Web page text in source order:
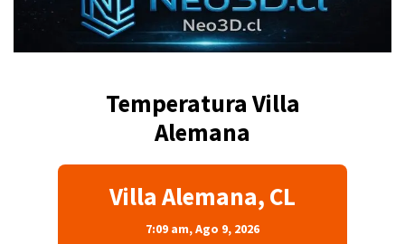
Temperatura Villa
Alemana
Villa Alemana, CL
7:09 am,Ago 9, 2026